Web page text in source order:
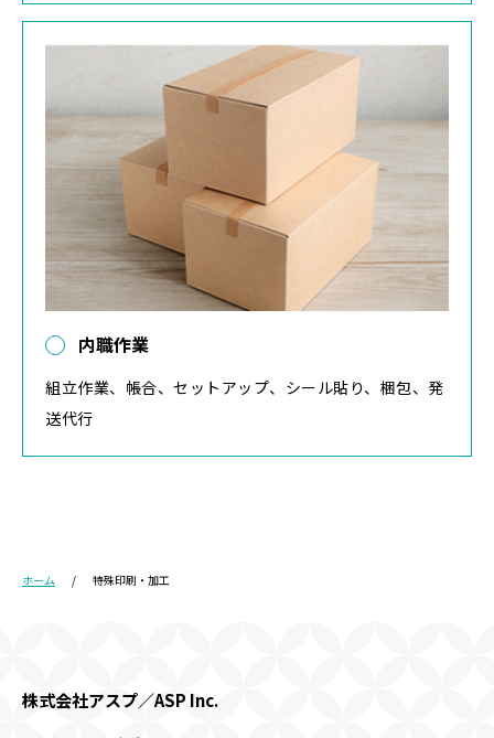
内職作業
組立作業、帳合、セットアップ、シール貼り、梱包、発
送代行
ホーム 特殊印刷・加工
株式会社アスプ／ASP Inc.